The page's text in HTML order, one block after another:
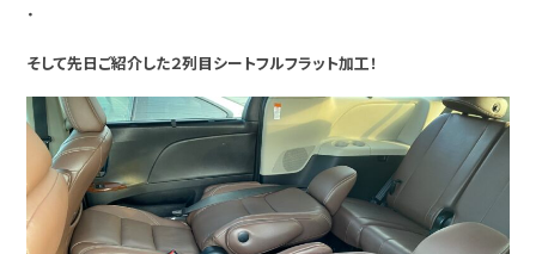
・
そして先日ご紹介した２列目シートフルフラット加工！